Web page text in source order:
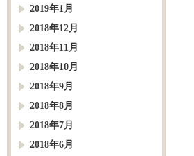
2019年1月
2018年12月
2018年11月
2018年10月
2018年9月
2018年8月
2018年7月
2018年6月